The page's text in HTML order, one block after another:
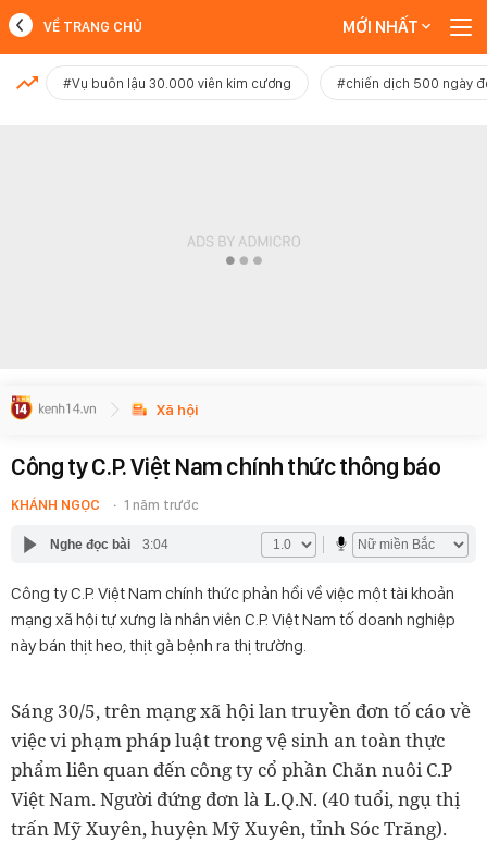
MỚI NHẤT
VỀ TRANG CHỦ MỚI NHẤT
#Vụ buôn lậu 30.000 viên kim cương #chiến dịch 500 ngày
Xã hội
Công ty C.P. Việt Nam chính thức thông báo
KHÁNH NGỌC 1 năm trước
Nghe đọc bài 3:04
Công ty C.P. Việt Nam chính thức phản hồi về việc một tài khoản
mạng xã hội tự xưng là nhân viên C.P. Việt Nam tố doanh nghiệp
này bán thịt heo, thịt gà bệnh ra thị trường.
Sáng 30/5, trên mạng xã hội lan truyền đơn tố cáo về
việc vi phạm pháp luật trong vệ sinh an toàn thực
phẩm liên quan đến công ty cổ phần Chăn nuôi C.P
Việt Nam. Người đứng đơn là L.Q.N. (40 tuổi, ngụ thị
trấn Mỹ Xuyên, huyện Mỹ Xuyên, tỉnh Sóc Trăng).